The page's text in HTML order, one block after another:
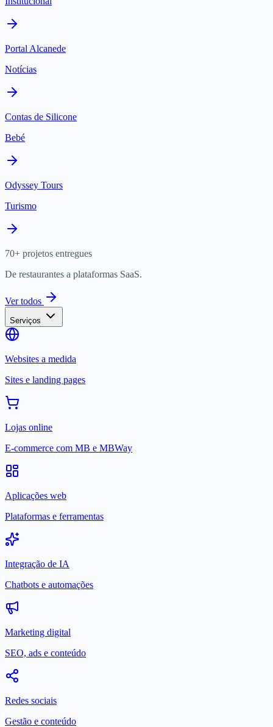
Portal Alcanede
Notícias
Contas de Silicone
Bebé
Odyssey Tours
Turismo
70+ projetos entregues
De restaurantes a plataformas SaaS.
Ver todos
Serviços
Websites a medida
Sites e landing pages
Lojas online
E-commerce com MB e MBWay
Aplicações web
Plataformas e ferramentas
Integração de IA
Chatbots e automações
Marketing digital
SEO, ads e conteúdo
Redes sociais
Gestão e conteúdo